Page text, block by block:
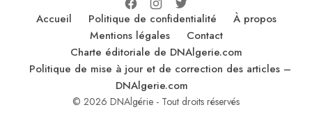
Accueil Politique de confidentialité
À propos
Mentions légales
Contact
Charte éditoriale de DNAlgerie.com
Politique de mise à jour et de correction des articles –
DNAlgerie.com
© 2026 DNAlgérie - Tout droits réservés